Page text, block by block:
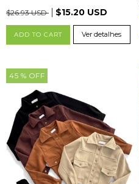
$26.93 USD
$15.20 USD
ADD TO CART Ver detalhes
45 % OFF